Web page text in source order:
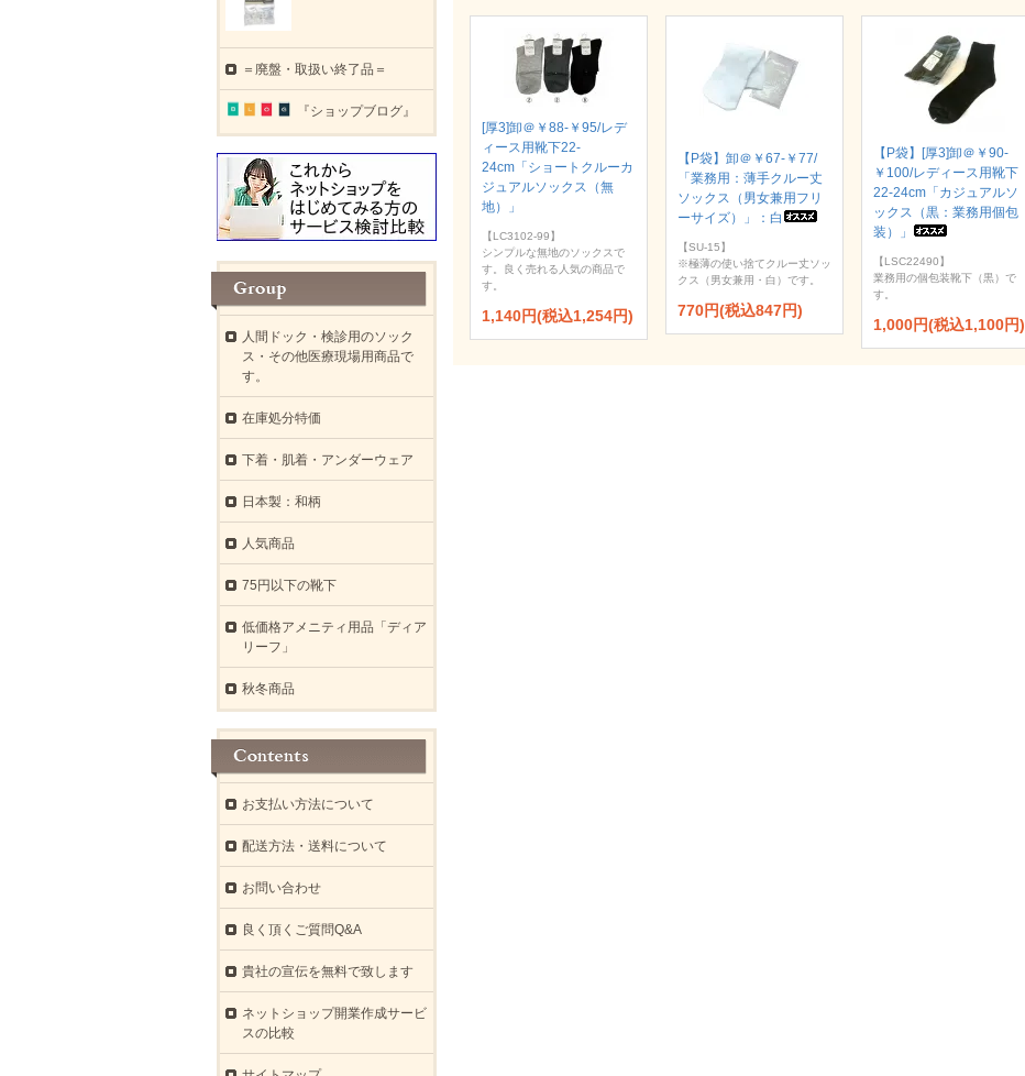
[厚3]卸＠￥88-￥95/レデ
ィース用靴下22-
24cm「ショートクルーカ
ジュアルソックス（無
地）」
【LC3102-99】
シンプルな無地のソックスで
す。良く売れる人気の商品で
す。
1,140円(税込1,254円)
【P袋】卸＠￥67-￥77/
「業務用：薄手クルー丈
ソックス（男女兼用フリ
ーサイズ）」：白
【SU-15】
※極薄の使い捨てクルー丈ソッ
クス（男女兼用・白）です。
770円(税込847円)
【P袋】[厚3]卸＠￥90-
￥100/レディース用靴下
22-24cm「カジュアルソ
ックス（黒：業務用個包
装）」
【LSC22490】
業務用の個包装靴下（黒）で
す。
1,000円(税込1,100円)
＝廃盤・取扱い終了品＝
『ショップブログ』
人間ドック・検診用のソック
ス・その他医療現場用商品で
す。
在庫処分特価
下着・肌着・アンダーウェア
日本製：和柄
人気商品
75円以下の靴下
低価格アメニティ用品「ディア
リーフ」
秋冬商品
お支払い方法について
配送方法・送料について
お問い合わせ
良く頂くご質問Q&A
貴社の宣伝を無料で致します
ネットショップ開業作成サービ
スの比較